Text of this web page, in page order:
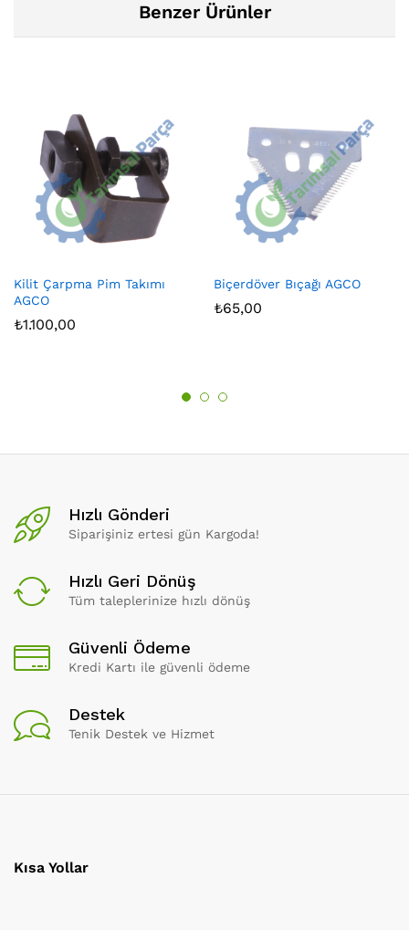
Benzer Ürünler
Kilit Çarpma Pim Takımı
AGCO
₺1.100,00
Biçerdöver Bıçağı AGCO
₺65,00
Hızlı Gönderi
Siparişiniz ertesi gün Kargoda!
Hızlı Geri Dönüş
Tüm taleplerinize hızlı dönüş
Güvenli Ödeme
Kredi Kartı ile güvenli ödeme
Destek
Tenik Destek ve Hizmet
Kısa Yollar